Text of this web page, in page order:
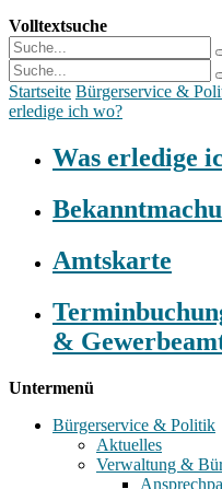
Volltextsuche
Startseite Bürgerservice &
erledige ich wo?
Was erledige
Amtskarte
&
Untermenü
Bürgerservice & Politik
Aktuelles
Verwaltung &